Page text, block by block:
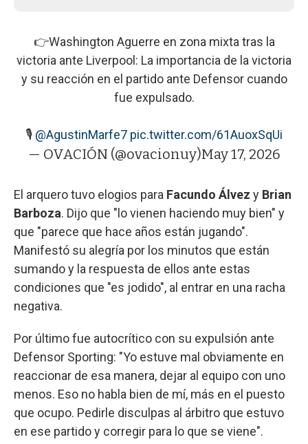
👉Washington Aguerre en zona mixta tras la
victoria ante Liverpool: La importancia de la victoria
y su reacción en el partido ante Defensor cuando
fue expulsado.
🎙️ @AgustinMarfe7 pic.twitter.com/61AuoxSqUi
— OVACIÓN (@ovacionuy)May 17, 2026
El arquero tuvo elogios para Facundo Álvez y Brian
Barboza. Dijo que "lo vienen haciendo muy bien" y
que "parece que hace años están jugando".
Manifestó su alegría por los minutos que están
sumando y la respuesta de ellos ante estas
condiciones que "es jodido", al entrar en una racha
negativa.
Por último fue autocrítico con su expulsión ante
Defensor Sporting: "Yo estuve mal obviamente en
reaccionar de esa manera, dejar al equipo con uno
menos. Eso no habla bien de mí, más en el puesto
que ocupo. Pedirle disculpas al árbitro que estuvo
en ese partido y corregir para lo que se viene".